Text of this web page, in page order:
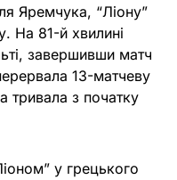
Яремчука, “Ліону”
На 81-й хвилині
завершивши матч
13-матчеву
тривала з початку
у грецького